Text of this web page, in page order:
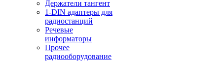
Держатели тангент
1-DIN адаптеры для
радиостанций
Речевые
информаторы
Прочее
радиооборудование